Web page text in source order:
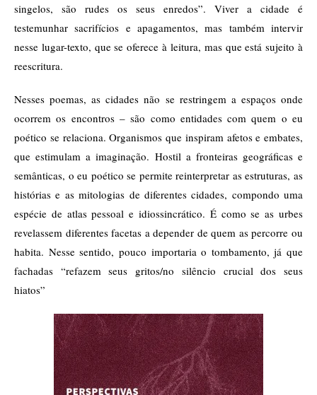
singelos, são rudes os seus enredos”. Viver a cidade é
testemunhar sacrifícios e apagamentos, mas também intervir
nesse lugar-texto, que se oferece à leitura, mas que está sujeito à
reescritura.
Nesses poemas, as cidades não se restringem a espaços onde
ocorrem os encontros – são como entidades com quem o eu
poético se relaciona. Organismos que inspiram afetos e embates,
que estimulam a imaginação. Hostil a fronteiras geográficas e
semânticas, o eu poético se permite reinterpretar as estruturas, as
histórias e as mitologias de diferentes cidades, compondo uma
espécie de atlas pessoal e idiossincrático. É como se as urbes
revelassem diferentes facetas a depender de quem as percorre ou
habita. Nesse sentido, pouco importaria o tombamento, já que
fachadas “refazem seus gritos/no silêncio crucial dos seus
hiatos”